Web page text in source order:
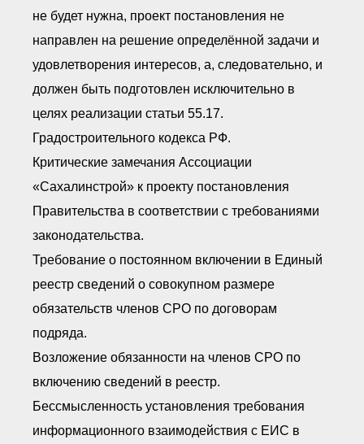
не будет нужна, проект постановления не
направлен на решение определённой задачи и
удовлетворения интересов, а, следовательно, и
должен быть подготовлен исключительно в
целях реализации статьи 55.17.
Градостроительного кодекса РФ.
Критические замечания Ассоциации
«Сахалинстрой» к проекту постановления
Правительства в соответствии с требованиями
законодательства.
Требование о постоянном включении в Единый
реестр сведений о совокупном размере
обязательств членов СРО по договорам
подряда.
Возложение обязанности на членов СРО по
включению сведений в реестр.
Бессмысленность установления требования
информационного взаимодействия с ЕИС в